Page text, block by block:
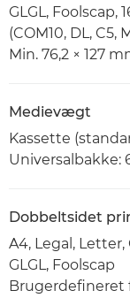
GLGL,
(COM10, DL,
Min. 76,2 × 127
Medievægt
Kassette
Universalbakke:
Dobbeltsidet
A4, Legal, Letter,
GLGL, Foolscap
Brugerdefineret